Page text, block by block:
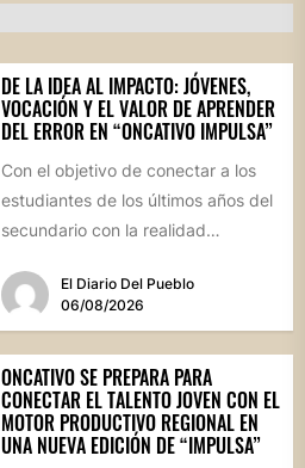
DE LA IDEA AL IMPACTO: JÓVENES,
VOCACIÓN Y EL VALOR DE APRENDER
DEL ERROR EN “ONCATIVO IMPULSA”
Con el objetivo de conectar a los
estudiantes de los últimos años del
secundario con la realidad
El Diario Del Pueblo
06/08/2026
ONCATIVO SE PREPARA PARA
CONECTAR EL TALENTO JOVEN CON EL
MOTOR PRODUCTIVO REGIONAL EN
UNA NUEVA EDICIÓN DE “IMPULSA”